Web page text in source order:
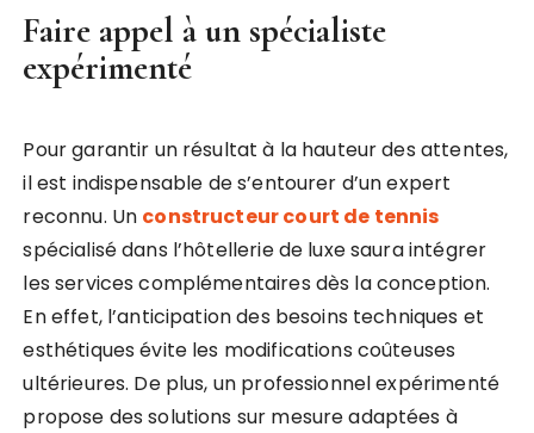
Faire appel à un spécialiste
expérimenté
Pour garantir un résultat à la hauteur des attentes,
il est indispensable de s’entourer d’un expert
reconnu. Un constructeur court de tennis
spécialisé dans l’hôtellerie de luxe saura intégrer
les services complémentaires dès la conception.
En effet, l’anticipation des besoins techniques et
esthétiques évite les modifications coûteuses
ultérieures. De plus, un professionnel expérimenté
propose des solutions sur mesure adaptées à